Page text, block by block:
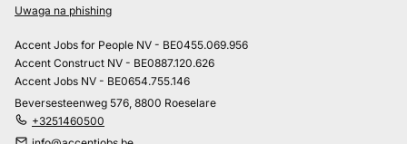
Uwaga na phishing
Accent Jobs for People NV - BE0455.069.956
Accent Construct NV - BE0887.120.626
Accent Jobs NV - BE0654.755.146
Beversesteenweg 576, 8800 Roeselare
+3251460500